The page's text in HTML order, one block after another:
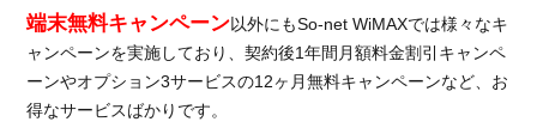
端末無料キャンペーン以外にもSo-net WiMAXでは様々なキ
ャンペーンを実施しており、契約後1年間月額料金割引キャンペ
ーンやオプション3サービスの12ヶ月無料キャンペーンなど、お
得なサービスばかりです。